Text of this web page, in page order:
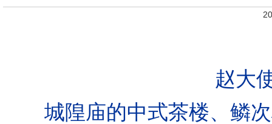
赵大使
城隍庙的中式茶楼、鳞次